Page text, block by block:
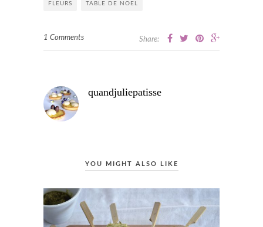
FLEURS TABLE DE NOEL
1 Comments Share:
quandjuliepatisse
YOU MIGHT ALSO LIKE